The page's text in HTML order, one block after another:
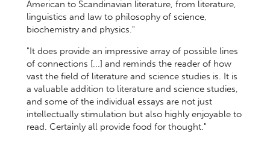
American to Scandinavian literature, from literature,
linguistics and law to philosophy of science,
biochemistry and physics."
"It does provide an impressive array of possible lines
of connections [...] and reminds the reader of how
vast the field of literature and science studies is. It is
a valuable addition to literature and science studies,
and some of the individual essays are not just
intellectually stimulation but also highly enjoyable to
read. Certainly all provide food for thought."